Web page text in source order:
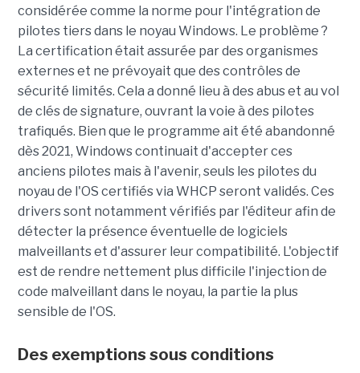
considérée comme la norme pour l'intégration de
pilotes tiers dans le noyau Windows. Le problème ?
La certification était assurée par des organismes
externes et ne prévoyait que des contrôles de
sécurité limités. Cela a donné lieu à des abus et au vol
de clés de signature, ouvrant la voie à des pilotes
trafiqués. Bien que le programme ait été abandonné
dès 2021, Windows continuait d'accepter ces
anciens pilotes mais à l'avenir, seuls les pilotes du
noyau de l'OS certifiés via WHCP seront validés. Ces
drivers sont notamment vérifiés par l'éditeur afin de
détecter la présence éventuelle de logiciels
malveillants et d'assurer leur compatibilité. L'objectif
est de rendre nettement plus difficile l'injection de
code malveillant dans le noyau, la partie la plus
sensible de l'OS.
Des exemptions sous conditions